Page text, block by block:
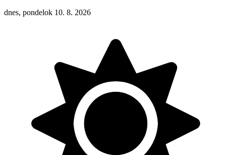
dnes, pondelok 10. 8. 2026